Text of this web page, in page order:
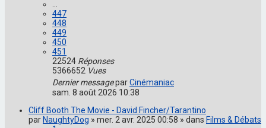
447
448
449
450
451
22524 Réponses
5366652 Vues
Dernier messageparCinémaniac
sam. 8 août 2026 10:38
Cliff Booth The Movie - David Fincher/Tarantino
parNaughtyDog » mer. 2 avr. 2025 00:58 » dans Films & Débats